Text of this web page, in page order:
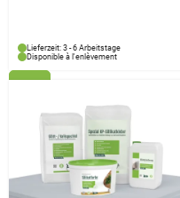
Lieferzeit: 3 - 6 Arbeitstage
Disponible à l'enlèvement